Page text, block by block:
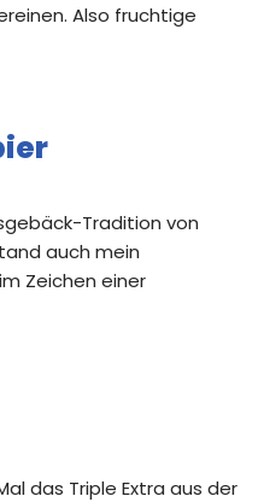
Also fruchtige
Tradition von
auch mein
Zeichen einer
das Triple Extra aus der